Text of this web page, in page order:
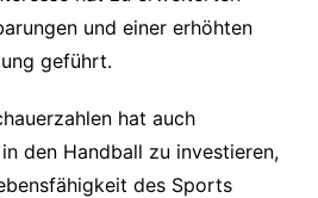
und einer erhöhten
geführt.
hat auch
den Handball zu investieren,
des Sports